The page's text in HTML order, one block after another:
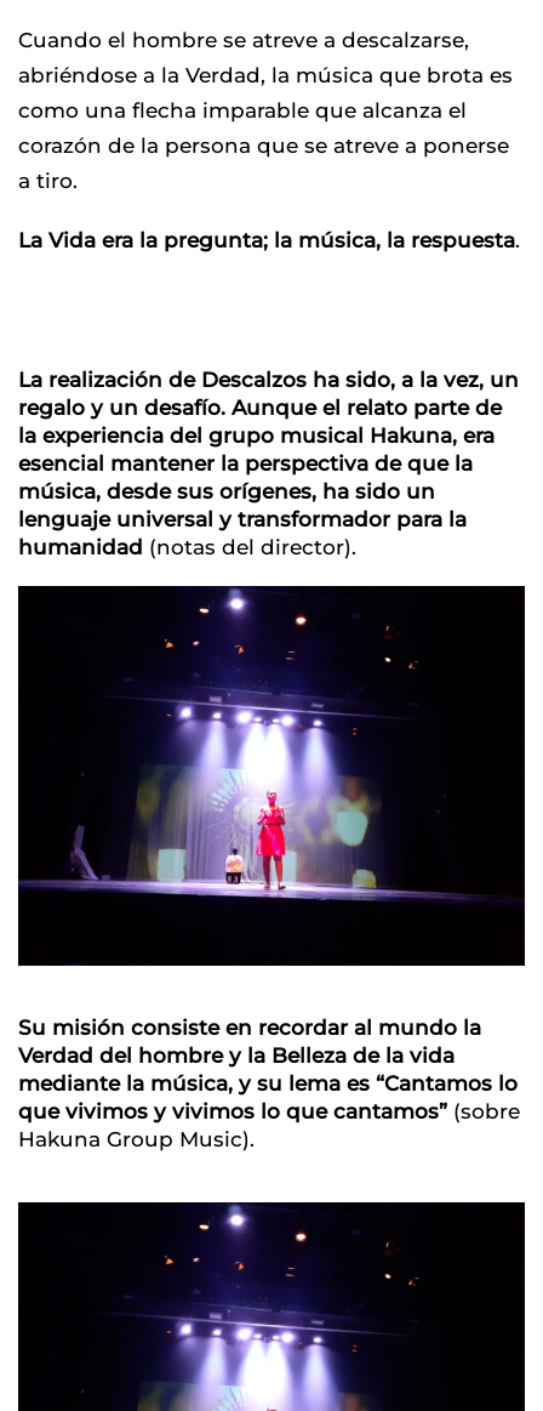
Cuando el hombre se atreve a descalzarse,
abriéndose a la Verdad, la música que brota es
como una flecha imparable que alcanza el
corazón de la persona que se atreve a ponerse
a tiro.
La Vida era la pregunta; la música, la respuesta.
La realización de Descalzos ha sido, a la vez, un
regalo y un desafío. Aunque el relato parte de
la experiencia del grupo musical Hakuna, era
esencial mantener la perspectiva de que la
música, desde sus orígenes, ha sido un
lenguaje universal y transformador para la
humanidad (notas del director).
Su misión consiste en recordar al mundo la
Verdad del hombre y la Belleza de la vida
mediante la música, y su lema es “Cantamos lo
que vivimos y vivimos lo que cantamos” (sobre
Hakuna Group Music).